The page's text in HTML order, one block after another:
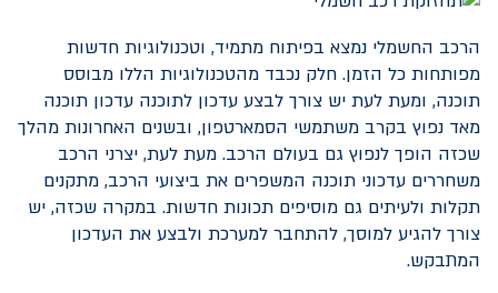
הרכב החשמלי נמצא בפיתוח מתמיד, וטכנולוגיות חדשות
מפותחות כל הזמן. חלק נכבד מהטכנולוגיות הללו מבוסס
תוכנה, ומעת לעת יש צורך לבצע עדכון לתוכנה עדכון תוכנה
מאד נפוץ בקרב משתמשי הסמארטפון, ובשנים האחרונות מהלך
שכזה הופך לנפוץ גם בעולם הרכב. מעת לעת, יצרני הרכב
משחררים עדכוני תוכנה המשפרים את ביצועי הרכב, מתקנים
תקלות ולעיתים גם מוסיפים תכונות חדשות. במקרה שכזה, יש
צורך להגיע למוסך, להתחבר למערכת ולבצע את העדכון
המתבקש.